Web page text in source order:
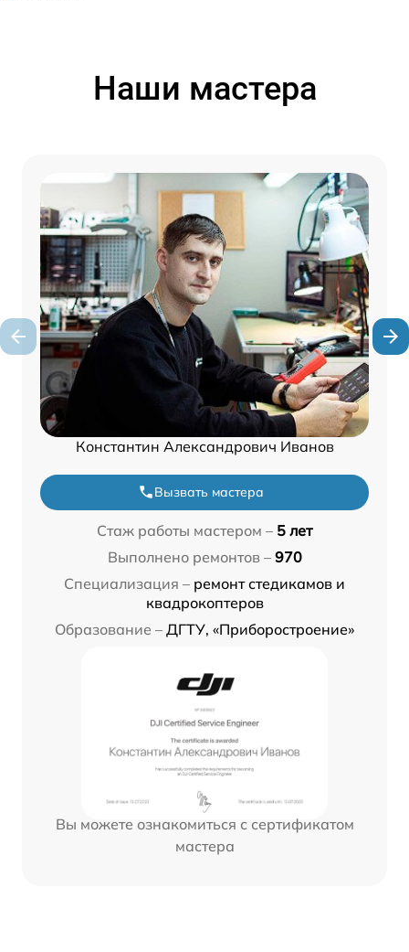
Наши мастера
Константин Александрович Иванов
Вызвать мастера
Стаж работы мастером – 5 лет
Выполнено ремонтов – 970
Специализация – ремонт стедикамов и
квадрокоптеров
Образование – ДГТУ, «Приборостроение»
Вы можете ознакомиться с сертификатом
мастера